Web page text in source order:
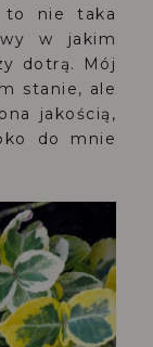
to nie taka
w jakim
dotrą. Mój
stanie, ale
jakością,
do mnie